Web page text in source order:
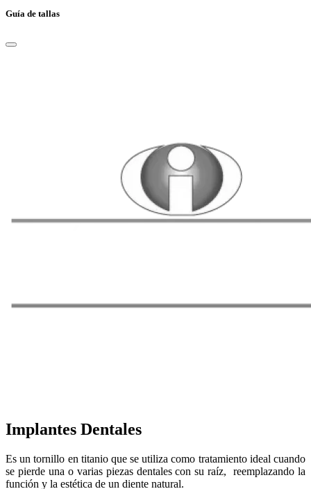
Guía de tallas
Implantes Dentales
Es un tornillo en titanio que se utiliza como tratamiento ideal cuando
se pierde una o varias piezas dentales con su raíz, reemplazando la
función y la estética de un diente natural.